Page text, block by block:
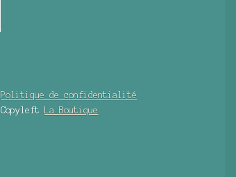
Politique de confidentialité
Copyleft
La Boutique